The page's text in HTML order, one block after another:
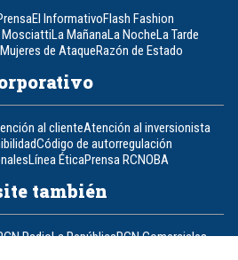
El InformativoFlash Fashion
MosciattiLa MañanaLa NocheLa Tarde
Mujeres de AtaqueRazón de Estado
al clienteAtención al inversionista
Código de autorregulación
Línea ÉticaPrensa RCNOBA
también
RadioLa RepúblicaRCN Comerciales